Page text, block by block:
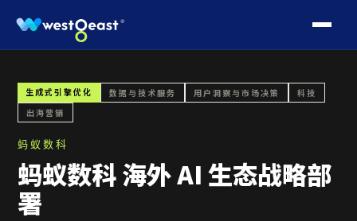
生成式引擎优化 数据与技术服务 用户洞察与市场决策
科技
出海营销
蚂蚁数科
蚂蚁数科 海外 AI 生态战略部
署